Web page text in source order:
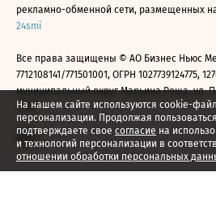
На нашем сайте используются cookie-
персонализации. Продолжая
подтверждаете свое согласие на
и технологий персонализации в
отношении обработки персональных
рекламно-обменной сети, размещенных
24smi
Все права защищены © АО Бизнес Ньюс
7712108141/771501001, ОГРН 1027739124775,
муниципальный округ Марьина Роща, ул.
2026